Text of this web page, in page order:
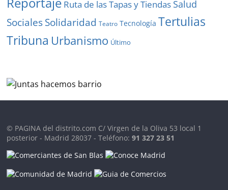
Ruta de las Tapas y Tiendas Salud
SocialesSolidaridad Teatro Tecnología Tertulias
Tribuna Urbanismo Último
© PAGINA del distrito.com C/ Virgen de la Oliva 53 local 1
posterior - Madrid 28037 - Teléfono:91 327 23 51